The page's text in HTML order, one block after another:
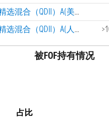
易方达全球成长精选混合（QDII）A(美元现汇份额)
易方达全球成长精选混合（QDII）A(人民币份额)
占比
被FOF持有情况